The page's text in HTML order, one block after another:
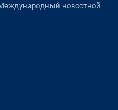
новостной